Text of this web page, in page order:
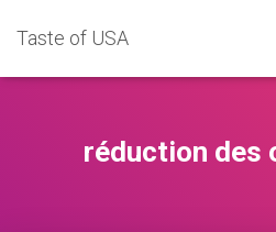
Taste of USA
réduction des